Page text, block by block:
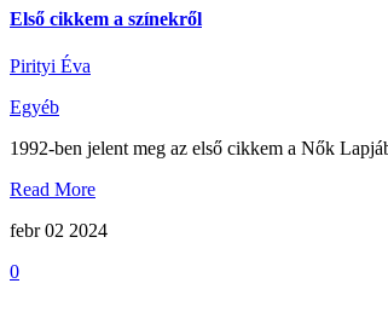
Első cikkem a színekről
Pirityi Éva
Egyéb
1992-ben jelent meg az első cikkem a Nők
Read More
febr 02 2024
0